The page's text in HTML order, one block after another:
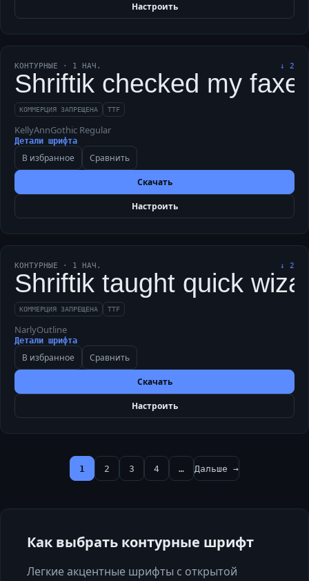
Настроить
КОНТУРНЫЕ · 1 НАЧ. ↓ 2
Shriftik checked my
КОММЕРЦИЯ ЗАПРЕЩЕНА TTF
KellyAnnGothic Regular
Детали шрифта
В избранное Сравнить
Скачать
Настроить
КОНТУРНЫЕ · 1 НАЧ. ↓ 2
Shriftik taught quick
КОММЕРЦИЯ ЗАПРЕЩЕНА TTF
NarlyOutline
Детали шрифта
В избранное Сравнить
Скачать
Настроить
1 2 3 4 … Дальше →
Как выбрать контурные шрифт
Легкие акцентные шрифты с открытой